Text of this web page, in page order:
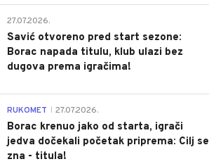
27.07.2026.
Savić otvoreno pred start sezone:
Borac napada titulu, klub ulazi bez
dugova prema igračima!
RUKOMET 27.07.2026.
Borac krenuo jako od starta, igrači
jedva dočekali početak priprema: Cilj se
zna - titula!